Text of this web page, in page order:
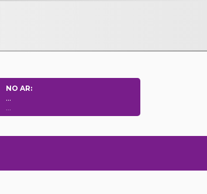
NO AR:
...